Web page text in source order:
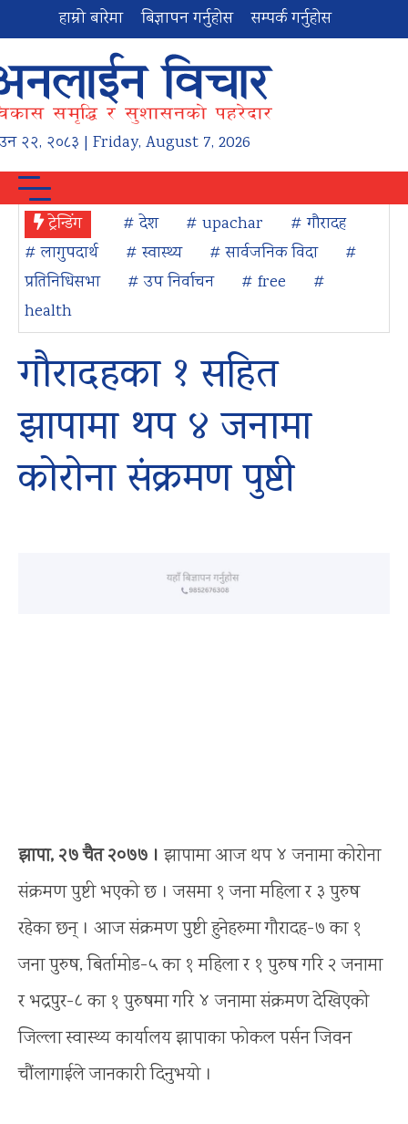
हाम्रो बारेमा बिज्ञापन गर्नुहोस सम्पर्क गर्नुहोस
२२, २०८३ | Friday, August 7, 2026
ट्रेन्डिंग # देश # upachar
# गौरादह
# लागुपदार्थ
# स्वास्थ्य # सार्वजनिक विदा
#
प्रतिनिधिसभा
# उप निर्वाचन # free
#
health
गौरादहका १ सहित
झापामा थप ४ जनामा
कोरोना संक्रमण पुष्टी
झापा, २७ चैत २०७७ । झापामा आज थप ४ जनामा कोरोना
संक्रमण पुष्टी भएको छ । जसमा १ जना महिला र ३ पुरुष
रहेका छन् । आज संक्रमण पुष्टी हुनेहरुमा गौरादह-७ का १
जना पुरुष, बिर्तामोड-५ का १ महिला र १ पुरुष गरि २ जनामा
र भद्रपुर-८ का १ पुरुषमा गरि ४ जनामा संक्रमण देखिएको
जिल्ला स्वास्थ्य कार्यालय झापाका फोकल पर्सन जिवन
चौंलागाईले जानकारी दिनुभयो ।